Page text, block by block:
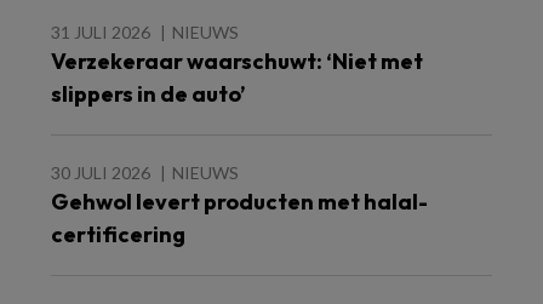
31 JULI 2026 NIEUWS
Verzekeraar waarschuwt: ‘Niet met
slippers in de auto’
30 JULI 2026 NIEUWS
Gehwol levert producten met halal-
certificering